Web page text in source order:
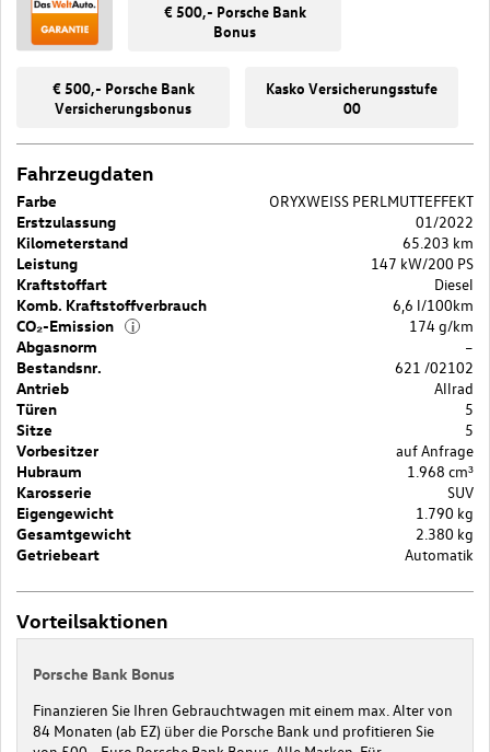
€ 500,- Porsche Bank
Bonus
€ 500,- Porsche Bank
Versicherungsbonus
Kasko Versicherungsstufe
00
Fahrzeugdaten
Farbe
ORYXWEISS PERLMUTTEFFEKT
Erstzulassung
01/2022
Kilometerstand
65.203 km
Leistung
147 kW/200 PS
Kraftstoffart
Diesel
Komb. Kraftstoffverbrauch
6,6 l/100km
CO₂-Emission
i
174 g/km
Abgasnorm
–
Bestandsnr.
621 /02102
Antrieb
Allrad
Türen
5
Sitze
5
Vorbesitzer
auf Anfrage
Hubraum
1.968 cm³
Karosserie
SUV
Eigengewicht
1.790 kg
Gesamtgewicht
2.380 kg
Getriebeart
Automatik
Vorteilsaktionen
Porsche Bank Bonus
Finanzieren Sie Ihren Gebrauchtwagen mit einem max. Alter von
84 Monaten (ab EZ) über die Porsche Bank und profitieren Sie